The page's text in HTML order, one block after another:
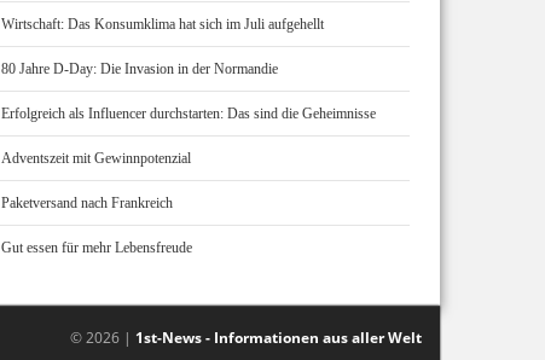
Wirtschaft: Das Konsumklima hat sich im Juli aufgehellt
80 Jahre D-Day: Die Invasion in der Normandie
Erfolgreich als Influencer durchstarten: Das sind die Geheimnisse
Adventszeit mit Gewinnpotenzial
Paketversand nach Frankreich
Gut essen für mehr Lebensfreude
© 2026 | 1st-News - Informationen aus aller Welt